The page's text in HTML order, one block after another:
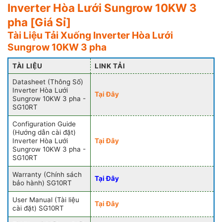
Inverter Hòa Lưới Sungrow 10KW 3
pha [Giá Sỉ]
Tài Liệu Tải Xuống Inverter Hòa Lưới
Sungrow 10KW 3 pha
TÀI LIỆU
LINK TẢI
Datasheet (Thông Số)
Inverter Hòa Lưới
Sungrow 10KW 3 pha -
SG10RT
Tại Đây
Configuration Guide
(Hướng dẫn cài đặt)
Inverter Hòa Lưới
Sungrow 10KW 3 pha -
SG10RT
Tại Đây
Warranty (Chính sách
bảo hành) SG10RT
Tại Đây
User Manual (Tài liệu
cài đặt) SG10RT
Tại Đây